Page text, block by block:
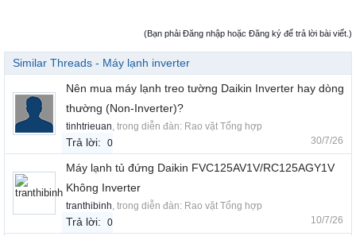
(Bạn phải Đăng nhập hoặc Đăng ký để trả lời bài viết.)
Similar Threads - Máy lạnh inverter
Nên mua máy lạnh treo tường Daikin Inverter hay dòng
thường (Non-Inverter)?
tinhtrieuan, trong diễn đàn: Rao vặt Tổng hợp
Trả lời: 0 30/7/26
Máy lạnh tủ đứng Daikin FVC125AV1V/RC125AGY1V
Không Inverter
tranthibinh, trong diễn đàn: Rao vặt Tổng hợp
Trả lời: 0 10/7/26